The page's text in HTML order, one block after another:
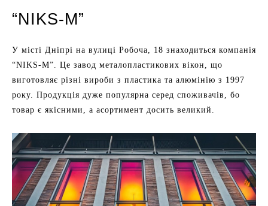
“NIKS-M”
У місті Дніпрі на вулиці Робоча, 18 знаходиться компанія
“NIKS-M”. Це завод металопластикових вікон, що
виготовляє різні вироби з пластика та алюмінію з 1997
року. Продукція дуже популярна серед споживачів, бо
товар є якісними, а асортимент досить великий.